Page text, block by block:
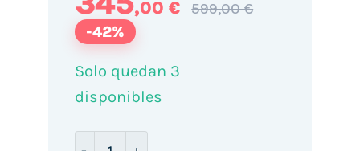
,00 € 599,00 €
-42%
Solo quedan 3
disponibles